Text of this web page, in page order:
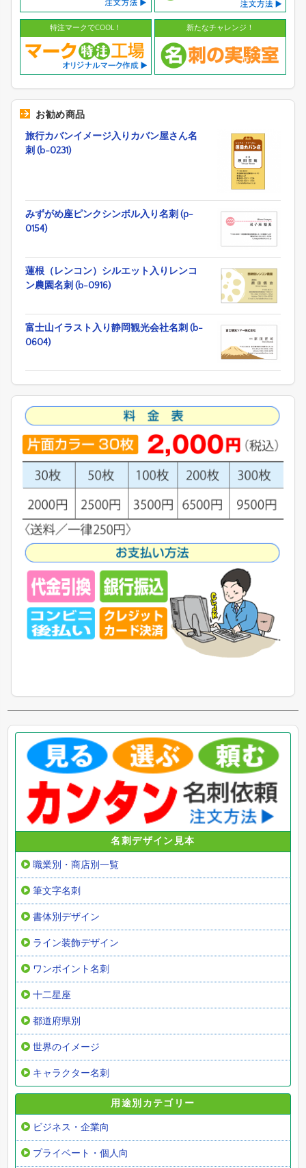
特注マークでCOOL！ 新たなチャレンジ！
お勧め商品
旅行カバンイメージ入りカバン屋さん名
刺 (b-0231)
みずがめ座ピンクシンボル入り名刺 (p-
0154)
蓮根（レンコン）シルエット入りレンコ
ン農園名刺 (b-0916)
富士山イラスト入り静岡観光会社名刺 (b-
0604)
名刺デザイン見本
職業別・商店別一覧
筆文字名刺
書体別デザイン
ライン装飾デザイン
ワンポイント名刺
十二星座
都道府県別
世界のイメージ
キャラクター名刺
用途別カテゴリー
ビジネス・企業向
プライベート・個人向